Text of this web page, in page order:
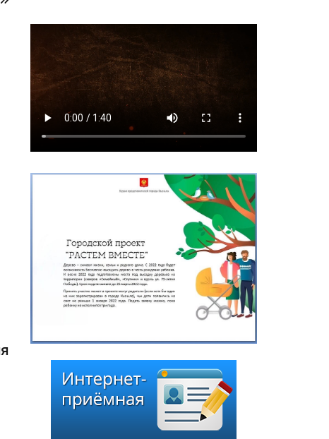
Распоряжение Главы-
Председателя Хурала
представителей города
Кызыла от 13 июля 2026
заседания внеочередной
сессии Хурала
представителей города
Кызыла шестого